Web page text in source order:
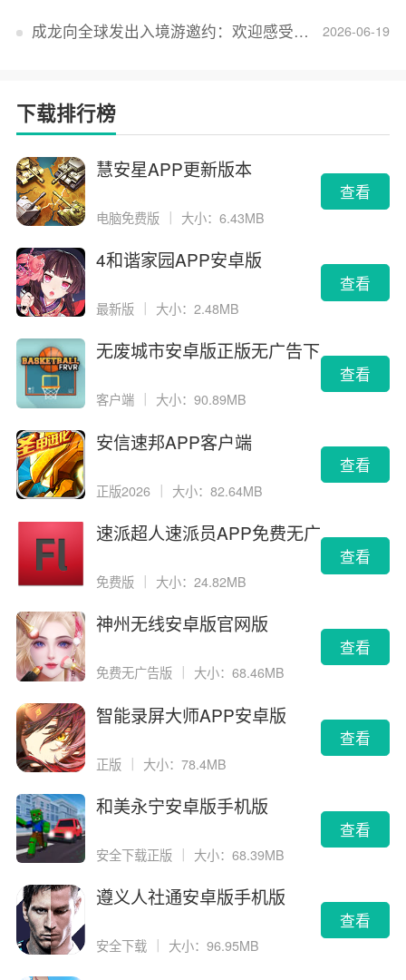
2026-06-19
成龙向全球发出入境游邀约：欢迎感受无滤镜的真实中国
下载排行榜
慧安星APP更新版本
电脑免费版 ｜ 大小：6.43MB
查看
4和谐家园APP安卓版
最新版 大小：2.48MB
查看
无废城市安卓版正版无广告下
客户端 大小：90.89MB
查看
安信速邦APP客户端
正版2026 ｜ 大小：82.64MB
查看
速派超人速派员APP免费无广
免费版 大小：24.82MB
查看
神州无线安卓版官网版
免费无广告版 大小：68.46MB
查看
智能录屏大师APP安卓版
正版 ｜ 大小：78.4MB
查看
和美永宁安卓版手机版
安全下载正版 大小：68.39MB
查看
遵义人社通安卓版手机版
安全下载 大小：96.95MB
查看